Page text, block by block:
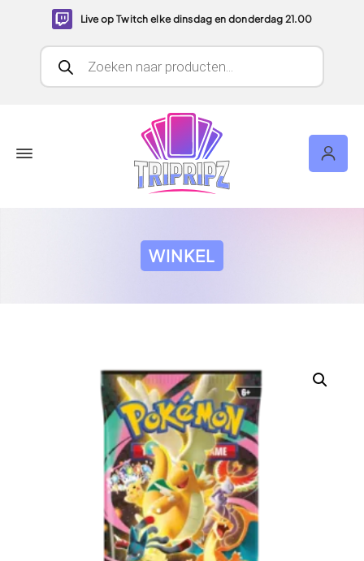
Live op Twitch elke dinsdag en donderdag 21.00
Producten zoeken
WINKEL